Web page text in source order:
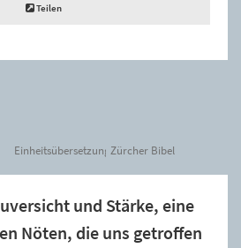
Teilen
Einheitsübersetzung Zürcher Bibel
und Stärke, eine
Nöten, die uns getroffen